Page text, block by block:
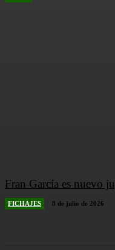
Fran García es nuevo
FICHAJES 8 de julio de 2026